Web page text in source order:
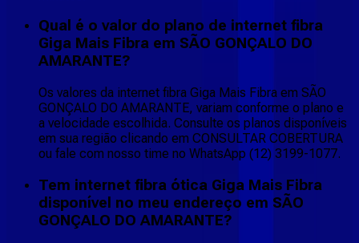
Qual é o valor do plano de internet fibra
Giga Mais Fibra em SÃO GONÇALO DO
AMARANTE?
Os valores da internet fibra Giga Mais Fibra em SÃO
GONÇALO DO AMARANTE, variam conforme o plano e
a velocidade escolhida. Consulte os planos disponíveis
em sua região clicando em CONSULTAR COBERTURA
ou fale com nosso time no WhatsApp (12) 3199-1077.
Tem internet fibra ótica Giga Mais Fibra
disponível no meu endereço em SÃO
GONÇALO DO AMARANTE?